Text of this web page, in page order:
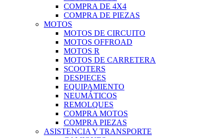
COMPRA DE 4X4
COMPRA DE PIEZAS
MOTOS
MOTOS DE CIRCUITO
MOTOS OFFROAD
MOTOS R
MOTOS DE CARRETERA
SCOOTERS
DESPIECES
EQUIPAMIENTO
NEUMÁTICOS
REMOLQUES
COMPRA MOTOS
COMPRA PIEZAS
ASISTENCIA Y TRANSPORTE